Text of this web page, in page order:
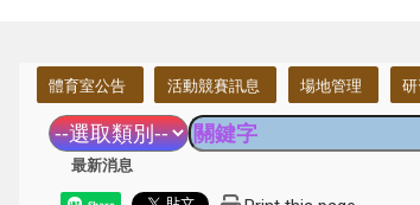
體育室公告 活動競賽訊息 場地管理
最新消息